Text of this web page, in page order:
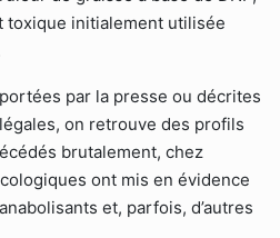
toxique initialement utilisée
par la presse ou décrites
on retrouve des profils
brutalement, chez
ont mis en évidence
et, parfois, d’autres